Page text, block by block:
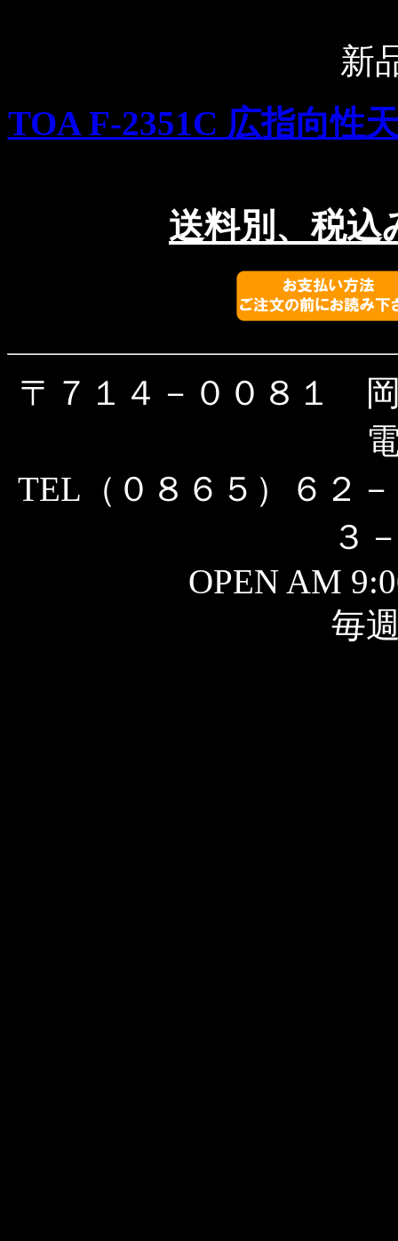
新
TOA F-2351C 広指向性
送料別、税
〒７１４－００８１
TEL（０８６５）６２
３
OPEN AM
毎